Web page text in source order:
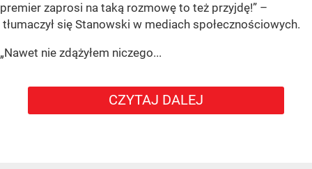
premier zaprosi na taką rozmowę to też przyjdę!” –
tłumaczył się Stanowski w mediach społecznościowych.
„Nawet nie zdążyłem niczego...
CZYTAJ DALEJ